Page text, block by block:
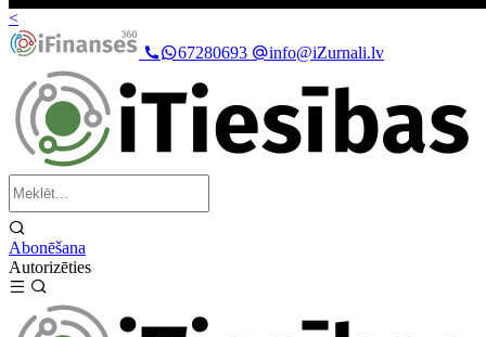
<
67280693
info@iZurnali.lv
Abonēšana
Autorizēties